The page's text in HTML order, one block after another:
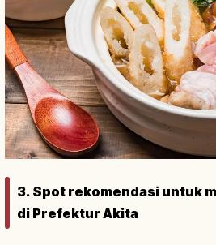
3. Spot rekomendasi untuk
di Prefektur Akita